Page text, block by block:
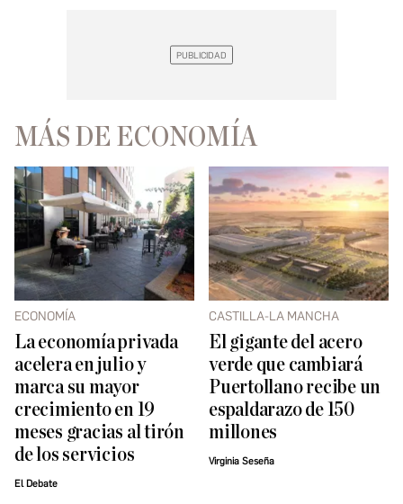
MÁS DE ECONOMÍA
ECONOMÍA
La economía privada
acelera en julio y
marca su mayor
crecimiento en 19
meses gracias al tirón
de los servicios
El Debate
CASTILLA-LA MANCHA
El gigante del acero
verde que cambiará
Puertollano recibe un
espaldarazo de 150
millones
Virginia Seseña